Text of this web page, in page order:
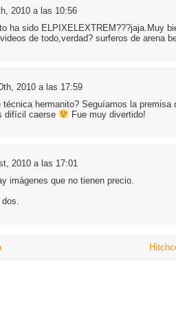
2010 a las 10:56
ha sido ELPIXELEXTREM???jaja.Muy
de todo,verdad? surferos de arena
2010 a las 17:59
técnica hermanito? Seguíamos la
difícil caerse
Fue muy divertido!
2010 a las 17:01
imágenes que no tienen precio.